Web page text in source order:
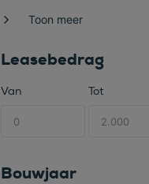
Toon meer
Leasebedrag
Van Tot
Bouwjaar